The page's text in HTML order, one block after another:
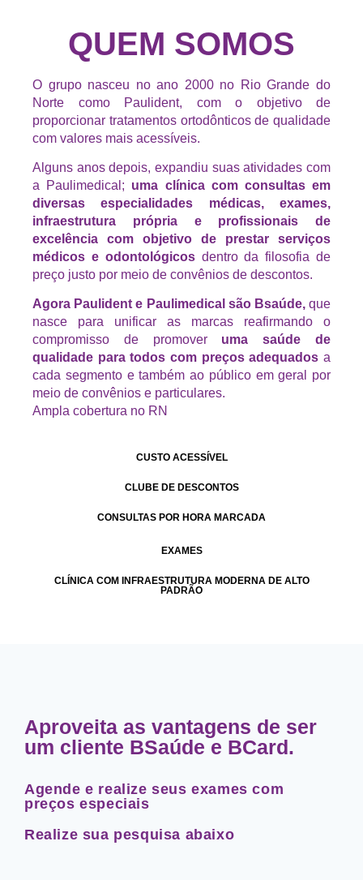
QUEM SOMOS
O grupo nasceu no ano 2000 no Rio Grande do
Norte como Paulident, com o objetivo de
proporcionar tratamentos ortodônticos de qualidade
com valores mais acessíveis.
Alguns anos depois, expandiu suas atividades com
a Paulimedical; uma clínica com consultas em
diversas especialidades médicas, exames,
infraestrutura própria e profissionais de
excelência com objetivo de prestar serviços
médicos e odontológicosdentro da filosofia de
preço justo por meio de convênios de descontos.
Agora Paulident e Paulimedical são Bsaúde,que
nasce para unificar as marcas reafirmando o
compromisso de promover uma saúde de
qualidade para todos com preços adequados a
cada segmento e também ao público em geral por
meio de convênios e particulares.
Ampla cobertura no RN
CUSTO ACESSÍVEL
CLUBE DE DESCONTOS
CONSULTAS POR HORA MARCADA
EXAMES
CLÍNICA COM INFRAESTRUTURA MODERNA DE ALTO
PADRÃO
Aproveita as vantagens de ser
um cliente BSaúde e BCard.
Agende e realize seus exames com
preços especiais
Realize sua pesquisa abaixo